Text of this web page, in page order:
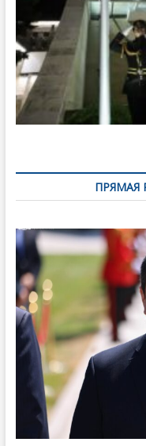
ПРЯМАЯ